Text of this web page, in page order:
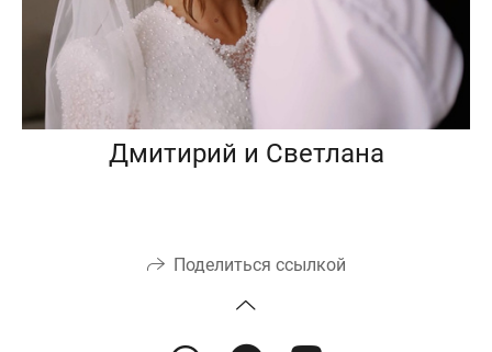
Дмитирий и Светлана
Поделиться ссылкой